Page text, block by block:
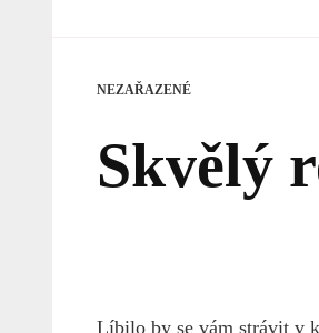
NEZAŘAZENÉ
Skvělý
Líbilo by se vám strávit v